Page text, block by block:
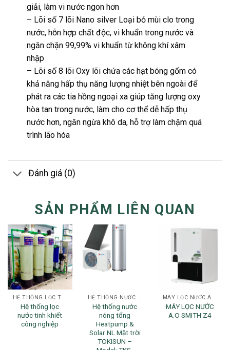
giải, làm vi nước ngon hơn
– Lõi số 7 lõi Nano silver Loại bỏ mùi clo trong
nước, hỗn hợp chất độc, vi khuẩn trong nước và
ngăn chặn 99,99% vi khuẩn từ không khí xâm
nhập
– Lõi số 8 lõi Oxy lõi chứa các hạt bóng gốm có
khả năng hấp thụ năng lượng nhiệt bên ngoài để
phát ra các tia hồng ngoại xa giúp tăng lượng oxy
hòa tan trong nước, làm cho cơ thể dễ hấp thụ
nước hơn, ngăn ngừa khô da, hỗ trợ làm chậm quá
trình lão hóa
Đánh giá (0)
SẢN PHẨM LIÊN QUAN
HỆ THỐNG LỌC TỔNG
Hệ thống lọc
nước tinh khiết
công nghiệp
HỆ THỐNG NƯỚC NÓNG CHO GIA ĐÌNH
Hệ thống nước
nóng tổng
Heatpump &
Solar NL Mặt trời
TOKISUN –
MÁY LỌC NƯỚC A.O SMITH
MÁY LỌC NƯỚC
A.O SMITH Z4